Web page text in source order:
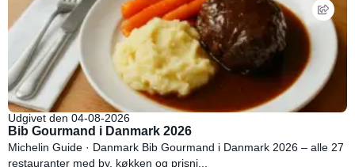
Udgivet den 04-08-2026
Bib Gourmand i Danmark 2026
Michelin Guide · Danmark Bib Gourmand i Danmark 2026 – alle 27
restauranter med by, køkken og prisni...